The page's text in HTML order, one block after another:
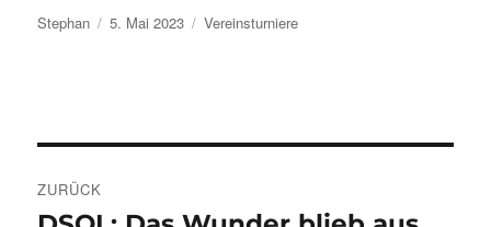
Autor
Stephan Veröffentlicht
5. Mai 2023 Kategorien
Vereinsturniere
ZURÜCK
Vorheriger